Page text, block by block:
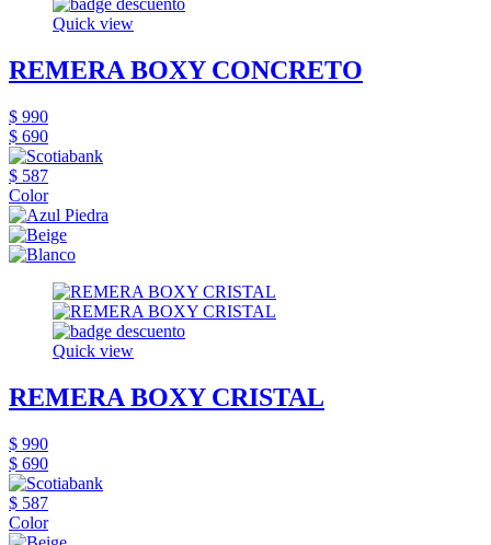
Quick view
REMERA BOXY CONCRETO
$ 990
$ 690
$ 587
Color
Quick view
REMERA BOXY CRISTAL
$ 990
$ 690
$ 587
Color